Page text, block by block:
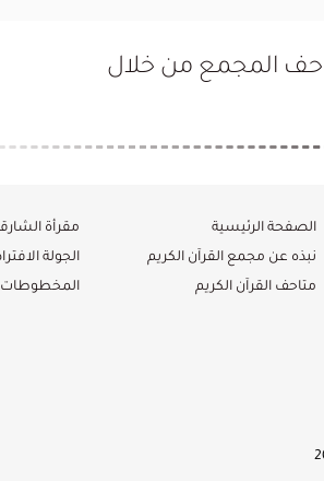
المجمع من خلال
الصفحة الرئيسية
نبذه عن مجمع القرآن الكريم
متاحف القرآن الكريم
مقرأة
الجولة
المخطوطات